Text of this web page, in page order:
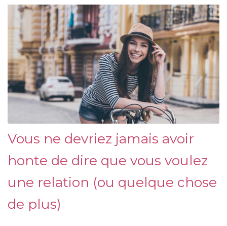
Vous ne devriez jamais avoir
honte de dire que vous voulez
une relation (ou quelque chose
de plus)